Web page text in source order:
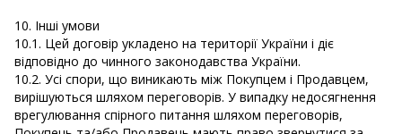
10. Інші умови
10.1. Цей договір укладено на території України і діє
відповідно до чинного законодавства України.
10.2. Усі спори, що виникають між Покупцем і Продавцем,
вирішуються шляхом переговорів. У випадку недосягнення
врегулювання спірного питання шляхом переговорів,